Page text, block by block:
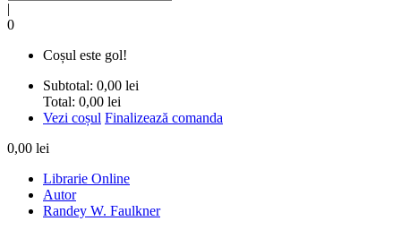
|
0
Coșul este gol!
Subtotal: 0,00 lei
Total: 0,00 lei
Vezi coșul Finalizează comanda
0,00 lei
Librarie Online
Autor
Randey W. Faulkner